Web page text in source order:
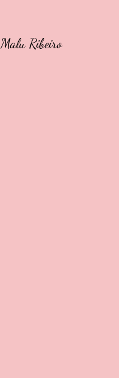
Malu Ribeiro